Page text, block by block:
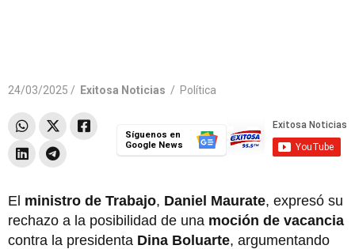
24/03/2025 / Exitosa Noticias / Política
Síguenos en
Google News
El ministro de Trabajo, Daniel Maurate, expresó su
rechazo a la posibilidad de una moción de vacancia
contra la presidenta Dina Boluarte, argumentando